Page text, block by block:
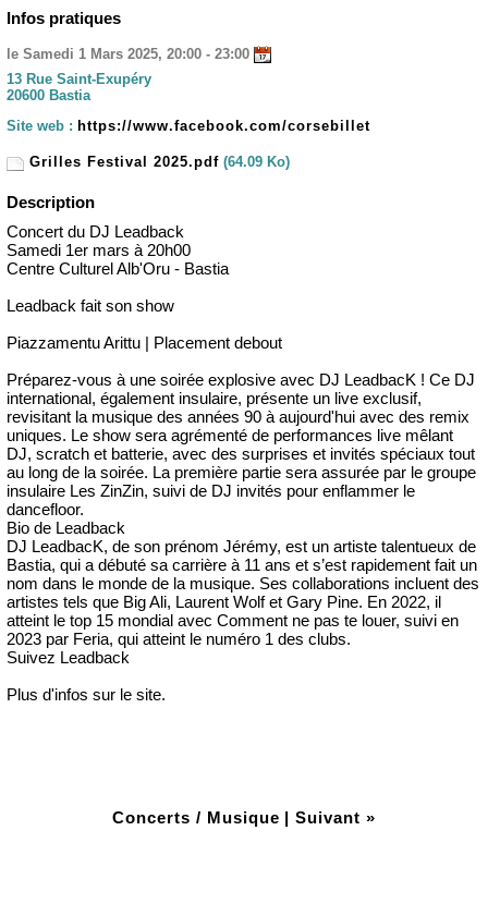
Infos pratiques
le Samedi 1 Mars 2025, 20:00 - 23:00
13 Rue Saint-Exupéry
20600 Bastia
Site web : https://www.facebook.com/corsebillet
Grilles Festival 2025.pdf (64.09 Ko)
Description
Concert du DJ Leadback
Samedi 1er mars à 20h00
Centre Culturel Alb'Oru - Bastia
Leadback fait son show
Piazzamentu Arittu | Placement debout
Préparez-vous à une soirée explosive avec DJ LeadbacK ! Ce DJ
international, également insulaire, présente un live exclusif,
revisitant la musique des années 90 à aujourd'hui avec des remix
uniques. Le show sera agrémenté de performances live mêlant
DJ, scratch et batterie, avec des surprises et invités spéciaux tout
au long de la soirée. La première partie sera assurée par le groupe
insulaire Les ZinZin, suivi de DJ invités pour enflammer le
dancefloor.
Bio de Leadback
DJ LeadbacK, de son prénom Jérémy, est un artiste talentueux de
Bastia, qui a débuté sa carrière à 11 ans et s’est rapidement fait un
nom dans le monde de la musique. Ses collaborations incluent des
artistes tels que Big Ali, Laurent Wolf et Gary Pine. En 2022, il
atteint le top 15 mondial avec Comment ne pas te louer, suivi en
2023 par Feria, qui atteint le numéro 1 des clubs.
Suivez Leadback
Plus d'infos sur le site.
Concerts / Musique | Suivant »